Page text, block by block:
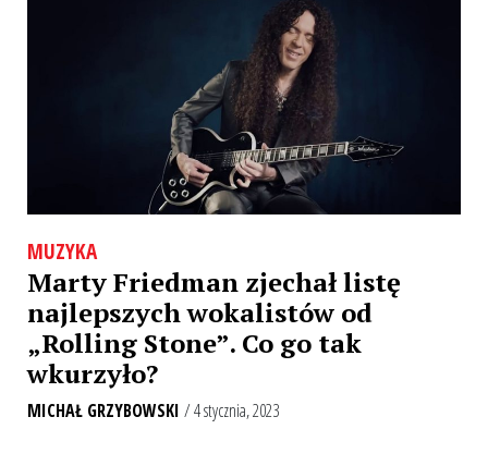
MUZYKA
Marty Friedman zjechał listę
najlepszych wokalistów od
„Rolling Stone”. Co go tak
wkurzyło?
MICHAŁ GRZYBOWSKI / 4 stycznia, 2023